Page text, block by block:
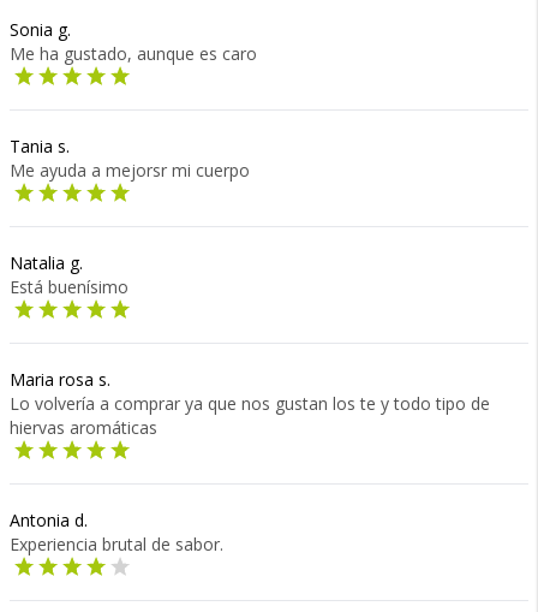
Sonia g.
Me ha gustado, aunque es caro
Tania s.
Me ayuda a mejorsr mi cuerpo
Natalia g.
Está buenísimo
Maria rosa s.
Lo volvería a comprar ya que nos gustan los te y todo tipo de
hiervas aromáticas
Antonia d.
Experiencia brutal de sabor.